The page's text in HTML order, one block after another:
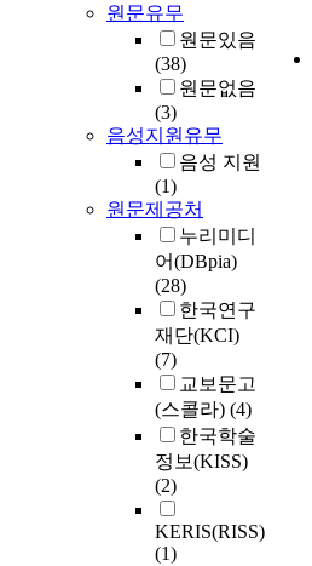
원문유무
원문있음
(38)
원문없음
(3)
음성지원유무
음성 지원
(1)
원문제공처
누리미디
어(DBpia)
(28)
한국연구
재단(KCI)
(7)
교보문고
(스콜라) (4)
한국학술
정보(KISS)
(2)
KERIS(RISS)
(1)